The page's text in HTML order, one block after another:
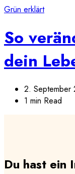
Grün erklärt
So
dein
2. September
1 min Read
Du hast ein